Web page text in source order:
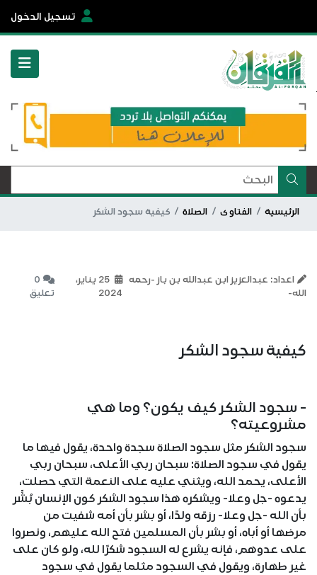
تسجيل الدخول
الرئيسية الفتاوى الصلاة كيفية سجود الشكر
اعداد: عبدالعزيز ابن عبدالله بن باز -رحمه
الله-
25 يناير،
2024
0
تعليق
كيفية سجود الشكر
- سجود الشكر كيف يكون؟ وما هي
مشروعيته؟
سجود الشكر مثل سجود الصلاة سجدة واحدة، يقول فيها ما
يقول في سجود الصلاة: سبحان ربي الأعلى، سبحان ربي
الأعلى، يحمد الله، ويثني عليه على النعمة التي حصلت،
يدعوه -جل وعلا- ويشكره هذا سجود الشكر كون الإنسان بُشِّر
بأن الله -جل وعلا- رزقه ولدًا، أو بشر بأن أمه شفيت من
مرضها أو أباه، أو بشر بأن المسلمين فتح الله عليهم، ونصروا
على عدوهم، فإنه يشرع له السجود شكرًا لله، ولو كان على
غير طهارة، ويقول في السجود مثلما يقول في سجود